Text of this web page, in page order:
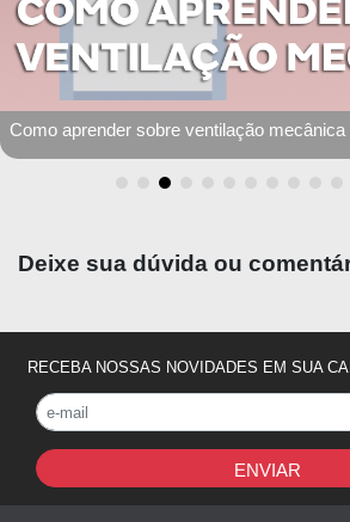
Simulados Medgrupo: Resultados
Deixe sua dúvida ou
RECEBA NOSSAS NOVIDADES EM SUA
ENVIAR